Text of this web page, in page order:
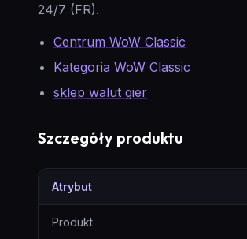
24/7 (FR).
Centrum WoW Classic
Kategoria WoW Classic
sklep walut gier
Szczegóły produktu
Atrybut
Produkt